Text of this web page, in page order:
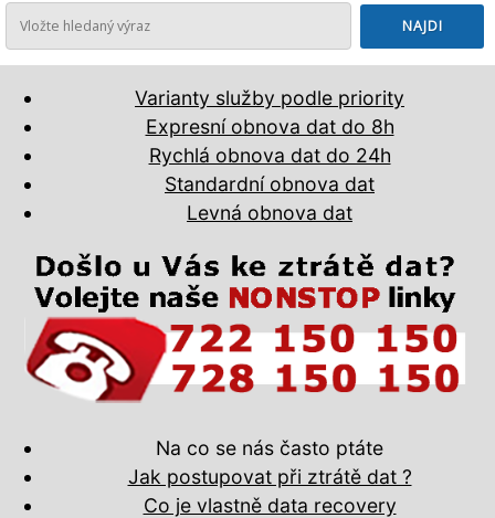
Varianty služby podle priority
Expresní obnova dat do 8h
Rychlá obnova dat do 24h
Standardní obnova dat
Levná obnova dat
Na co se nás často ptáte
Jak postupovat při ztrátě dat ?
Co je vlastně data recovery